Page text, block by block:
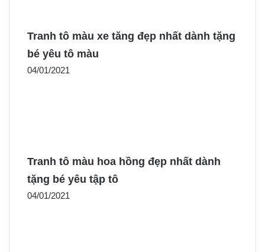
Tranh tô màu xe tăng đẹp nhất dành tặng
bé yêu tô màu
04/01/2021
Tranh tô màu hoa hồng đẹp nhất dành
tặng bé yêu tập tô
04/01/2021